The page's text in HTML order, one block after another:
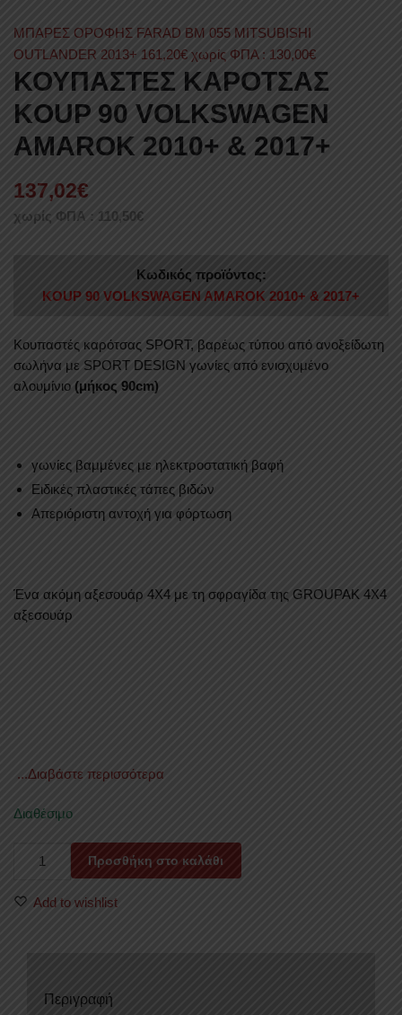
ΜΠΑΡΕΣ ΟΡΟΦΗΣ FARAD BM 055 MITSUBISHI
OUTLANDER 2013+ 161,20€ χωρίς ΦΠΑ : 130,00€
ΚΟΥΠΑΣΤΕΣ ΚΑΡΟΤΣΑΣ
KOUP 90 VOLKSWAGEN
AMAROK 2010+ & 2017+
137,02€
χωρίς ΦΠΑ : 110,50€
Κωδικός προϊόντος:
KOUP 90 VOLKSWAGEN AMAROK 2010+ & 2017+
Kουπαστές καρότσας SPORT, βαρέως τύπου από ανοξείδωτη
σωλήνα με SPORT DESIGN γωνίες από ενισχυμένο
αλουμίνιο (μήκος 90cm)
γωνίες βαμμένες με ηλεκτροστατική βαφή
Ειδικές πλαστικές τάπες βιδών
Απεριόριστη αντοχή για φόρτωση
Ένα ακόμη αξεσουάρ 4Χ4 με τη σφραγίδα της GROUPAK 4Χ4
αξεσουάρ
...Διαβάστε περισσότερα
Διαθέσιμο
ΚΑΡΟΤΣΑΣ
KOUP
Προσθήκη στο καλάθι
Add to wishlist
Περιγραφή